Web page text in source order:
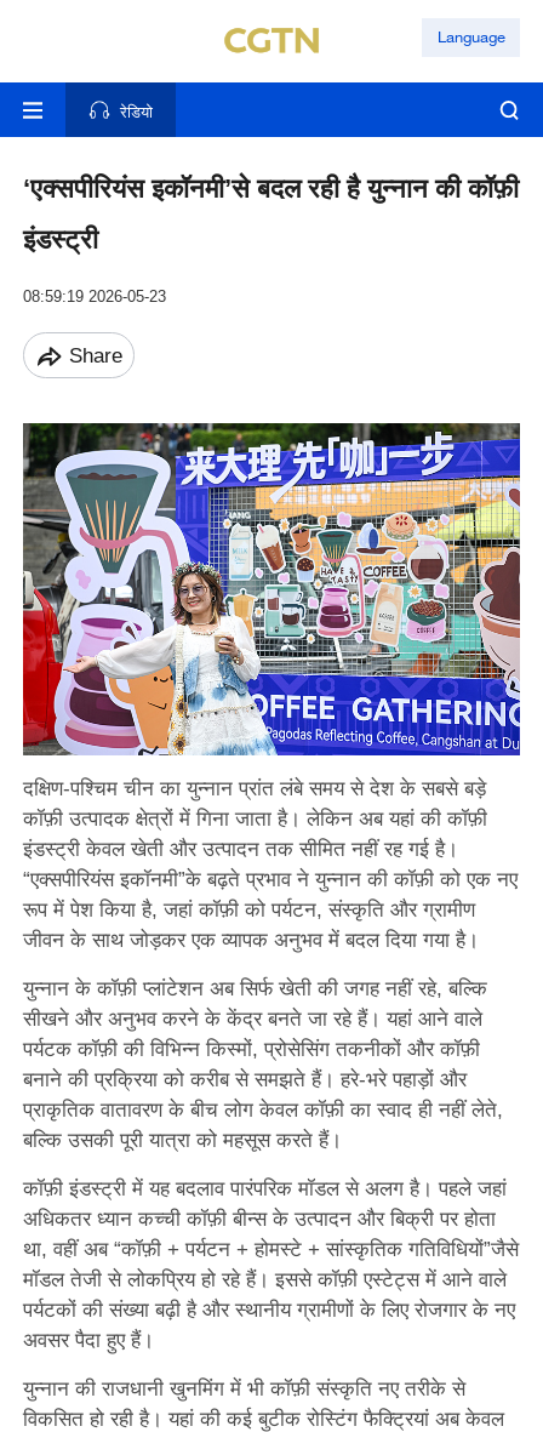
Language
रेडियो
‘एक्सपीरियंस इकॉनमी’से बदल रही है युन्नान की कॉफ़ी
इंडस्ट्री
08:59:19 2026-05-23
Share
दक्षिण-पश्चिम चीन का युन्नान प्रांत लंबे समय से देश के सबसे बड़े
कॉफ़ी उत्पादक क्षेत्रों में गिना जाता है। लेकिन अब यहां की कॉफ़ी
इंडस्ट्री केवल खेती और उत्पादन तक सीमित नहीं रह गई है।
“एक्सपीरियंस इकॉनमी”के बढ़ते प्रभाव ने युन्नान की कॉफ़ी को एक नए
रूप में पेश किया है, जहां कॉफ़ी को पर्यटन, संस्कृति और ग्रामीण
जीवन के साथ जोड़कर एक व्यापक अनुभव में बदल दिया गया है।
युन्नान के कॉफ़ी प्लांटेशन अब सिर्फ खेती की जगह नहीं रहे, बल्कि
सीखने और अनुभव करने के केंद्र बनते जा रहे हैं। यहां आने वाले
पर्यटक कॉफ़ी की विभिन्न किस्मों, प्रोसेसिंग तकनीकों और कॉफ़ी
बनाने की प्रक्रिया को करीब से समझते हैं। हरे-भरे पहाड़ों और
प्राकृतिक वातावरण के बीच लोग केवल कॉफ़ी का स्वाद ही नहीं लेते,
बल्कि उसकी पूरी यात्रा को महसूस करते हैं।
कॉफ़ी इंडस्ट्री में यह बदलाव पारंपरिक मॉडल से अलग है। पहले जहां
अधिकतर ध्यान कच्ची कॉफ़ी बीन्स के उत्पादन और बिक्री पर होता
था, वहीं अब “कॉफ़ी + पर्यटन + होमस्टे + सांस्कृतिक गतिविधियों”जैसे
मॉडल तेजी से लोकप्रिय हो रहे हैं। इससे कॉफ़ी एस्टेट्स में आने वाले
पर्यटकों की संख्या बढ़ी है और स्थानीय ग्रामीणों के लिए रोजगार के नए
अवसर पैदा हुए हैं।
युन्नान की राजधानी खुनमिंग में भी कॉफ़ी संस्कृति नए तरीके से
विकसित हो रही है। यहां की कई बुटीक रोस्टिंग फैक्ट्रियां अब केवल